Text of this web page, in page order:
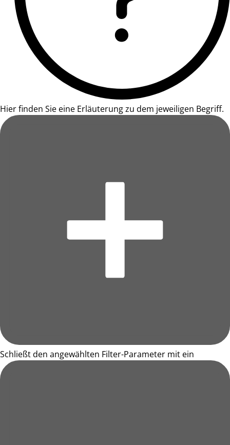
Hier finden Sie eine Erläuterung zu dem jeweiligen Begriff.
Schließt den angewählten Filter-Parameter mit ein